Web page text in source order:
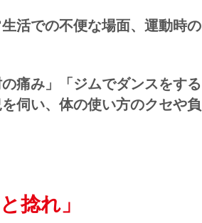
活での不便な場面、運動時の
痛み」「ジムでダンスをする
伺い、 体の使い方のクセや負
捻れ」